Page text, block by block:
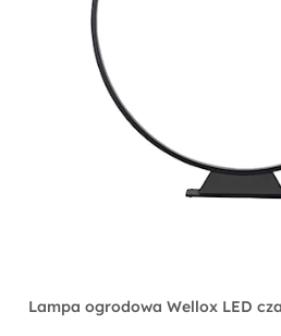
Lampa ogrodowa Wellox LED